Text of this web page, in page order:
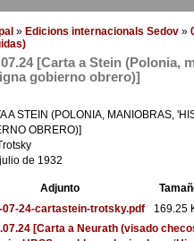
» Edicions internacionals Sedov »
[Carta a Stein (Polonia,
gobierno obrero)]
A STEIN (POLONIA, MANIOBRAS,
OBRERO)]
de 1932
Adjunto
07-24-cartastein-trotsky.pdf
169.25
[Carta a Neurath (visado